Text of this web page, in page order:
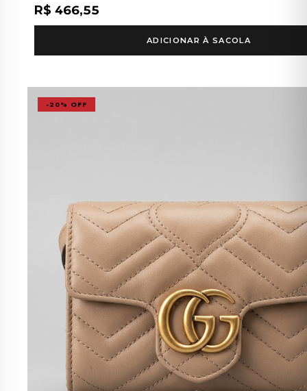
R$ 466,55
ADICIONAR À SACOLA
-20% OFF